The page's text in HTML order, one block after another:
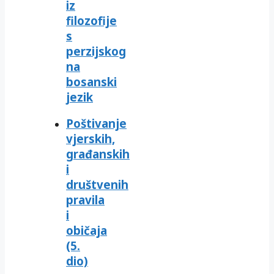
iz
filozofije
s
perzijskog
na
bosanski
jezik
Poštivanje
vjerskih,
građanskih
i
društvenih
pravila
i
običaja
(5.
dio)